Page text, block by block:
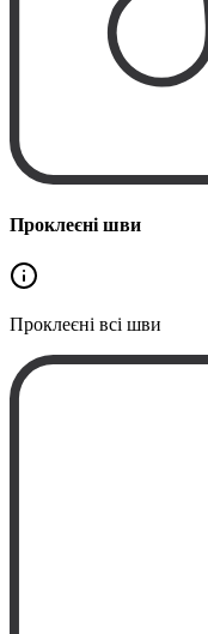
Проклеєні шви
Проклеєні всі шви